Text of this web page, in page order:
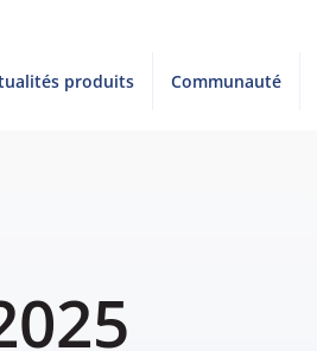
produits Communauté